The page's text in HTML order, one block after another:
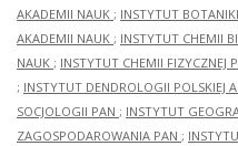
AKADEMII NAUK ; INSTYTUT
AKADEMII NAUK ; INSTYTUT CHEMII
NAUK ; INSTYTUT CHEMII FIZYCZNEJ
; INSTYTUT DENDROLOGII POLSKIEJ
SOCJOLOGII PAN ; INSTYTUT
ZAGOSPODAROWANIA PAN ;